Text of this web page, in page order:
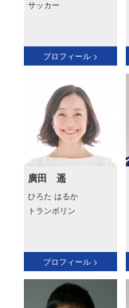
サッカー
プロフィール >
廣田 遥
ひろた はるか
トランポリン
プロフィール >